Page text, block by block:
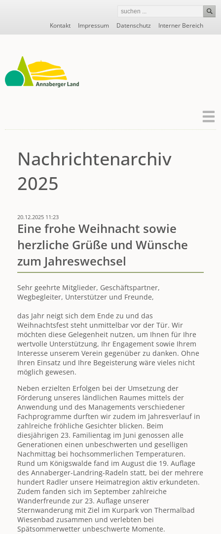
Navigation
überspringen
Kontakt Impressum Datenschutz Interner Bereich
Nachrichtenarchiv
2025
20.12.2025 11:23
Eine frohe Weihnacht sowie
herzliche Grüße und Wünsche
zum Jahreswechsel
Sehr geehrte Mitglieder, Geschäftspartner,
Wegbegleiter, Unterstützer und Freunde,
das Jahr neigt sich dem Ende zu und das
Weihnachtsfest steht unmittelbar vor der Tür. Wir
möchten diese Gelegenheit nutzen, um Ihnen für Ihre
wertvolle Unterstützung, Ihr Engagement sowie Ihrem
Interesse unserem Verein gegenüber zu danken. Ohne
Ihren Einsatz und Ihre Begeisterung wäre vieles nicht
möglich gewesen.
Neben erzielten Erfolgen bei der Umsetzung der
Förderung unseres ländlichen Raumes mittels der
Anwendung und des Managements verschiedener
Fachprogramme durften wir zudem im Jahresverlauf in
zahlreiche fröhliche Gesichter blicken. Beim
diesjährigen 23. Familientag im Juni genossen alle
Generationen einen unbeschwerten und geselligen
Nachmittag bei hochsommerlichen Temperaturen.
Rund um Königswalde fand im August die 19. Auflage
des Annaberger-Landring-Radeln statt, bei der mehrere
hundert Radler unsere Heimatregion aktiv erkundeten.
Zudem fanden sich im September zahlreiche
Wanderfreunde zur 23. Auflage unserer
Sternwanderung mit Ziel im Kurpark von Thermalbad
Wiesenbad zusammen und verlebten bei
Spätsommerwetter unbeschwerte Momente.